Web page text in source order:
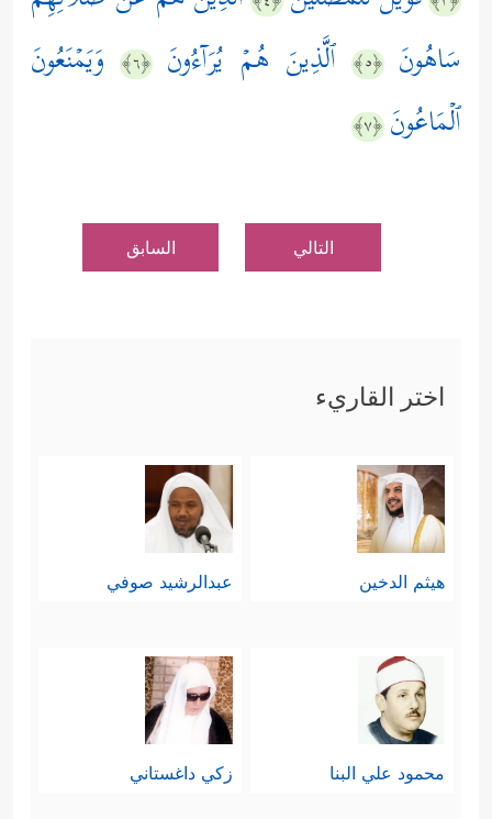
سَاهُونَ ﴿٥﴾ ٱلَّذِینَ هُمۡ یُرَاۤءُونَ ﴿٦﴾
وَیَمۡنَعُونَ
ٱلۡمَاعُونَ ﴿٧﴾
التالي السابق
اختر القاريء
هيثم الدخين عبدالرشيد صوفي
محمود علي البنا زكي داغستاني